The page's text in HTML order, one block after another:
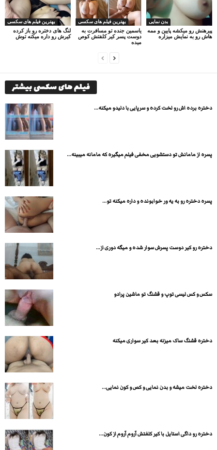
بهترین فیلم های سکسی
لنگ های دختره رو باز کرده
کیرش رو داره میکنه توش
بهترین فیلم های سکسی
یاسمین جنده تو مسافرت به
دوست پسر کیر کلفتش کوص
میده
بدن نمایی
پیرهنش رو میکشه پایین و ممه
هاش رو به نمایش میزاره
فیلم های سکسی بیشتر
دختره برده اش رو لخت کرده و سرپایی با دلیدو میکنه...
پسره از مامانش تو دستشویی مخفی فیلم میگیره که مامانه میبینه...
پسره دختره رو به یه ور خوابونده و داره میکنه تو...
دختره رو کیر دوست پسرش سوار شده و میگه دوری از...
سکس و کس لیسی توپ و قشنگ تو ماشین پرادو
دختره قشنگ ساک میزنه بعد کیر سواری میکنه
دختره لخت میشه و بدن نمایی و کص و کون نمایی...
دختره رو داگی استایل با کیر کلفتش آروم آروم از کون...